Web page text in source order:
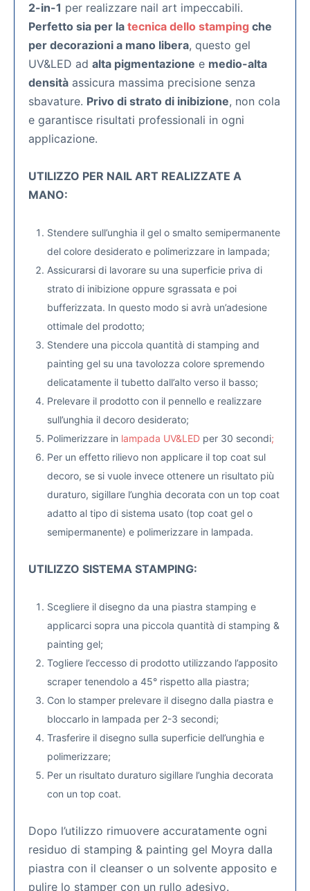
2-in-1 per realizzare nail art impeccabili.
Perfetto sia per la tecnica dello stamping che
per decorazioni a mano libera, questo gel
UV&LED ad alta pigmentazione e medio-alta
densità assicura massima precisione senza
sbavature. Privo di strato di inibizione, non cola
e garantisce risultati professionali in ogni
applicazione.
UTILIZZO PER NAIL ART REALIZZATE A
MANO:
Stendere sull’unghia il gel o smalto semipermanente
del colore desiderato e polimerizzare in lampada;
Assicurarsi di lavorare su una superficie priva di
strato di inibizione oppure sgrassata e poi
bufferizzata. In questo modo si avrà un’adesione
ottimale del prodotto;
Stendere una piccola quantità di stamping and
painting gel su una tavolozza colore spremendo
delicatamente il tubetto dall’alto verso il basso;
Prelevare il prodotto con il pennello e realizzare
sull’unghia il decoro desiderato;
Polimerizzare in lampada UV&LED per 30 secondi;
Per un effetto rilievo non applicare il top coat sul
decoro, se si vuole invece ottenere un risultato più
duraturo, sigillare l’unghia decorata con un top coat
adatto al tipo di sistema usato (top coat gel o
semipermanente) e polimerizzare in lampada.
UTILIZZO SISTEMA STAMPING:
Scegliere il disegno da una piastra stamping e
applicarci sopra una piccola quantità di stamping &
painting gel;
Togliere l’eccesso di prodotto utilizzando l’apposito
scraper tenendolo a 45° rispetto alla piastra;
Con lo stamper prelevare il disegno dalla piastra e
bloccarlo in lampada per 2-3 secondi;
Trasferire il disegno sulla superficie dell’unghia e
polimerizzare;
Per un risultato duraturo sigillare l’unghia decorata
con un top coat.
Dopo l’utilizzo rimuovere accuratamente ogni
residuo di stamping & painting gel Moyra dalla
piastra con il cleanser o un solvente apposito e
pulire lo stamper con un rullo adesivo.